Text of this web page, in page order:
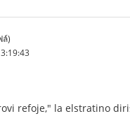
ล์)
refoje," la elstratino